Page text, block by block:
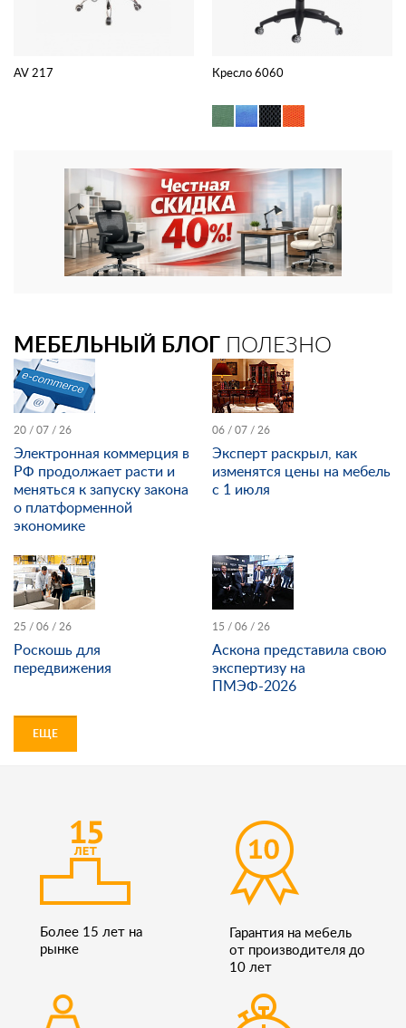
AV 217 Кресло 6060
МЕБЕЛЬНЫЙ БЛОГ ПОЛЕЗНО
20 / 07 / 26
Электронная коммерция в
РФ продолжает расти и
меняться к запуску закона
о платформенной
экономике
06 / 07 / 26
Эксперт раскрыл, как
изменятся цены на мебель
с 1 июля
25 / 06 / 26
Роскошь для
передвижения
15 / 06 / 26
Аскона представила свою
экспертизу на
ПМЭФ-2026
ЕЩЕ
Более 15 лет на
рынке
Гарантия на мебель
от производителя до
10 лет